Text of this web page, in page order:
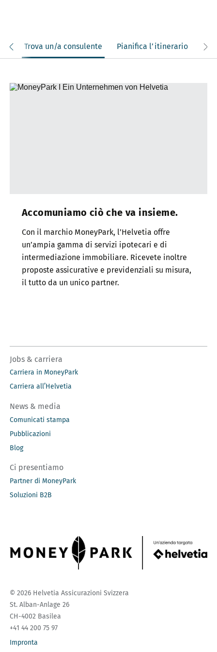
Trova un/a consulente Pianifica l’itinerario
Accomuniamo ciò che va insieme.
Con il marchio MoneyPark, l’Helvetia offre
un’ampia gamma di servizi ipotecari e di
intermediazione immobiliare. Ricevete inoltre
proposte assicurative e previdenziali su misura,
il tutto da un unico partner.
Jobs & carriera
Carriera in MoneyPark
Carriera all’Helvetia
News & media
Comunicati stampa
Pubblicazioni
Blog
Ci presentiamo
Partner di MoneyPark
Soluzioni B2B
© 2026 Helvetia Assicurazioni Svizzera
St. Alban-Anlage 26
CH-4002 Basilea
+41 44 200 75 97
Impronta